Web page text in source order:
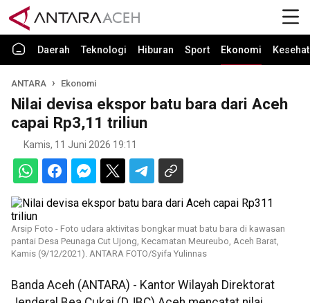
Daerah Teknologi Hiburan Sport Ekonomi
ANTARA Ekonomi
Nilai devisa ekspor batu bara dari Aceh
capai Rp3,11 triliun
Kamis, 11 Juni 2026 19:11
Arsip Foto - Foto udara aktivitas bongkar muat batu bara di kawasan
pantai Desa Peunaga Cut Ujong, Kecamatan Meureubo, Aceh Barat,
Kamis (9/12/2021). ANTARA FOTO/Syifa Yulinnas
Banda Aceh (ANTARA) - Kantor Wilayah Direktorat